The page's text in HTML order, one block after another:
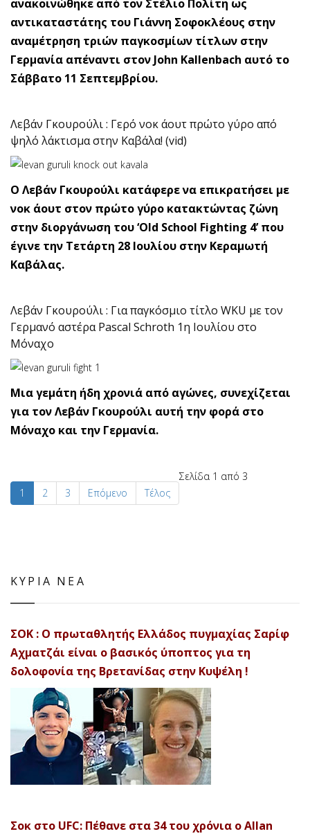
ανακοινώθηκε από τον Στέλιο Πολίτη ως
αντικαταστάτης του Γιάννη Σοφοκλέους στην
αναμέτρηση τριών παγκοσμίων τίτλων στην
Γερμανία απέναντι στον John Kallenbach αυτό το
Σάββατο 11 Σεπτεμβρίου.
Λεβάν Γκουρούλι : Γερό νοκ άουτ πρώτο γύρο από
ψηλό λάκτισμα στην Καβάλα! (vid)
Ο Λεβάν Γκουρούλι κατάφερε να επικρατήσει με
νοκ άουτ στον πρώτο γύρο κατακτώντας ζώνη
στην διοργάνωση του ‘Old School Fighting 4’ που
έγινε την Τετάρτη 28 Ιουλίου στην Κεραμωτή
Καβάλας.
Λεβάν Γκουρούλι : Για παγκόσμιο τίτλο WKU με τον
Γερμανό αστέρα Pascal Schroth 1η Ιουλίου στο
Μόναχο
Μια γεμάτη ήδη χρονιά από αγώνες, συνεχίζεται
για τον Λεβάν Γκουρούλι αυτή την φορά στο
Μόναχο και την Γερμανία.
Σελίδα 1 από 3
1
2 3 Επόμενο Τέλος
ΚΥΡΙΑ ΝΕΑ
ΣΟΚ : Ο πρωταθλητής Ελλάδος πυγμαχίας Σαρίφ
Αχματζάι είναι ο βασικός ύποπτος για τη
δολοφονία της Βρετανίδας στην Κυψέλη !
Σοκ στο UFC: Πέθανε στα 34 του χρόνια ο Allan